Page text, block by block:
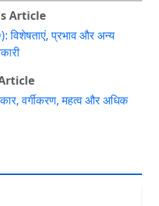
Article
विशेषताएं, प्रभाव और अन्य
वर्गीकरण, महत्व और अधिक